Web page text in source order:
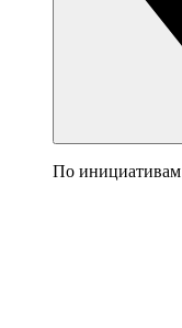
По инициативам